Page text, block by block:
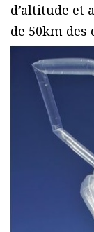
d’altitude et
de 50km des